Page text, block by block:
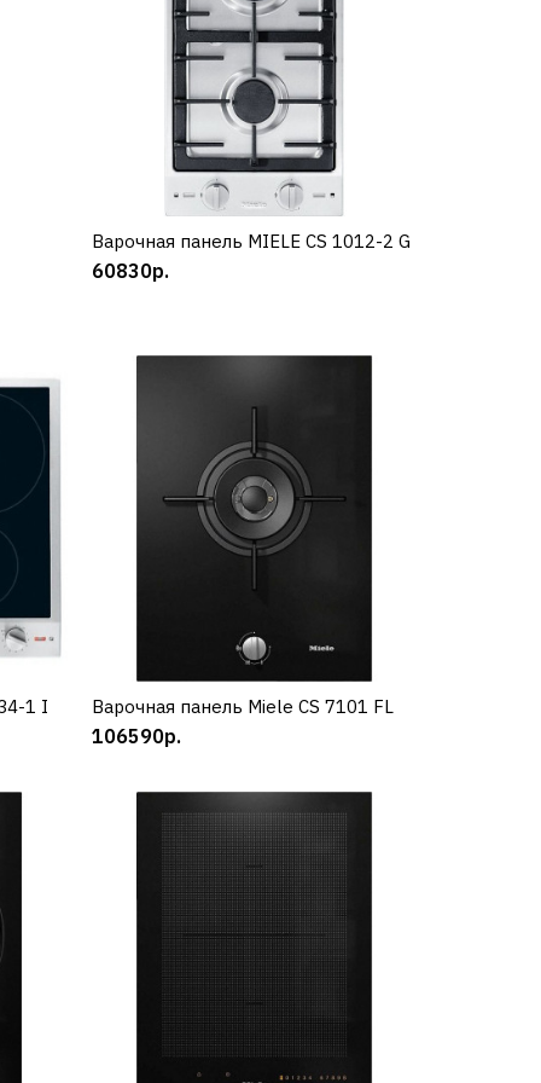
КУПИТЬ
Варочная панель MIELE CS 1012-2 G
60830р.
1 I КУПИТЬ
Варочная панель Miele CS 7101 FL
106590р.